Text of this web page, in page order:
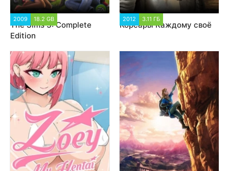
2009 18.2 GB
The Sims 3: Complete
Edition
2012 3.11 ГБ
Корсары Каждому своё